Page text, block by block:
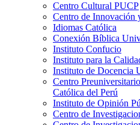
Centro Cultural PUCP
Centro de Innovación
Idiomas Católica
Conexión Bíblica
Instituto Confucio
Instituto para la
Instituto de Docencia
Centro
Católica del Perú
Instituto de Opinión
Centro de